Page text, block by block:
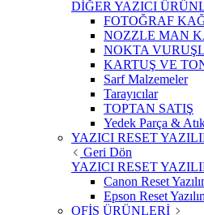
DİĞER YAZICI
FOTOĞRAF
NOZZLE MAN
NOKTA
KARTUŞ VE
Sarf Malzemeler
Tarayıcılar
TOPTAN SATIŞ
Yedek Parça &
YAZICI RESET
Geri Dön
YAZICI RESET
Canon Reset
Epson Reset
OFİS ÜRÜNLERİ